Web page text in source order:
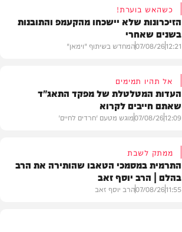
כשהאש בוערת!
הזיכרונות שלא יישכחו מהקעמפ והתובנות
בשנים שאחרי
12:21
07/08/26המחדש בשיתוף "וימאן"
אל תהיו תמימים
העדות המטלטלת של מפקד התאג"ד
שאתם חייבים לקרוא
12:09
07/08/26מוגש מטעם 'חרדים לחיים'
ממתק לשבת
התרמית במסמכי הטאבו שהותירה את הרב
בהלם | הרב יוסף זאב
11:55
07/08/26הרב יוסף זאב